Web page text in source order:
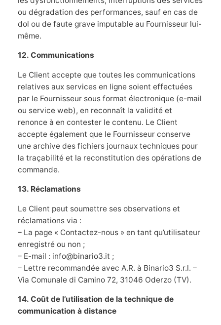
ou dégradation des performances, sauf en cas de
dol ou de faute grave imputable au Fournisseur lui-
même.
12. Communications
Le Client accepte que toutes les communications
relatives aux services en ligne soient effectuées
par le Fournisseur sous format électronique (e-mail
ou service web), en reconnaît la validité et
renonce à en contester le contenu. Le Client
accepte également que le Fournisseur conserve
une archive des fichiers journaux techniques pour
la traçabilité et la reconstitution des opérations de
commande.
13. Réclamations
Le Client peut soumettre ses observations et
réclamations via :
– La page « Contactez-nous » en tant qu’utilisateur
enregistré ou non ;
– E-mail : info@binario3.it ;
– Lettre recommandée avec A.R. à Binario3 S.r.l. –
Via Comunale di Camino 72, 31046 Oderzo (TV).
14. Coût de l’utilisation de la technique de
communication à distance